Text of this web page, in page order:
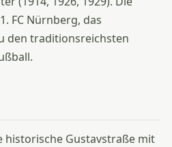
FC Nürnberg, das
den traditionsreichsten
historische Gustavstraße mit